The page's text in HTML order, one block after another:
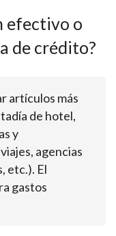
efectivo o
de crédito?
artículos más
de hotel,
y
agencias
etc.). El
gastos